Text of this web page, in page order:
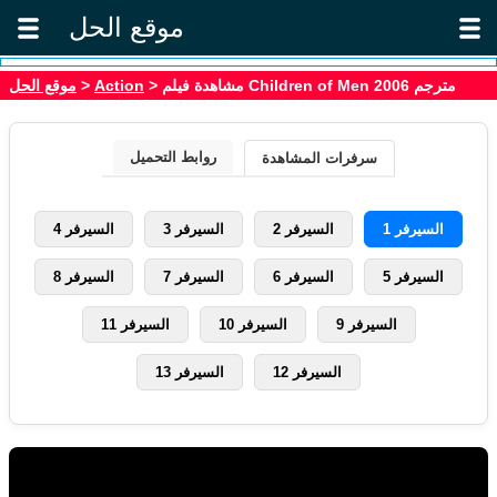
موقع الحل
موقع الحل > Action > مشاهدة فيلم Children of Men 2006 مترجم
سرفرات المشاهدة روابط التحميل
السيرفر 1 السيرفر 2 السيرفر 3 السيرفر 4
السيرفر 5 السيرفر 6 السيرفر 7 السيرفر 8
السيرفر 9 السيرفر 10 السيرفر 11
السيرفر 12 السيرفر 13